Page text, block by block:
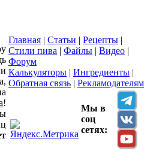
!
Главная | Статьи | Рецепты |
Стили пива | Файлы | Видео |
Форум
Калькуляторы | Ингредиенты |
Обратная связь | Рекламодателям
Мы в
соц
сетях: